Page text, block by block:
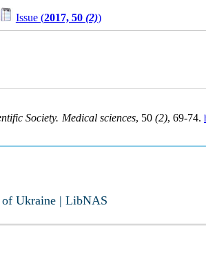
Issue (2017, 50 (2))
Society. Medical sciences, 50 (2), 69-74.
Ukraine | LibNAS